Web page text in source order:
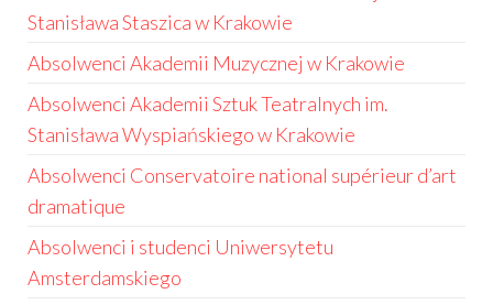
Stanisława Staszica w Krakowie
Absolwenci Akademii Muzycznej w Krakowie
Absolwenci Akademii Sztuk Teatralnych im.
Stanisława Wyspiańskiego w Krakowie
Absolwenci Conservatoire national supérieur d’art
dramatique
Absolwenci i studenci Uniwersytetu
Amsterdamskiego